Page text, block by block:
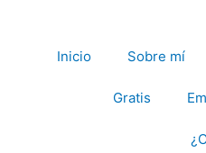
contenidoInicio Sobre mí
Gratis